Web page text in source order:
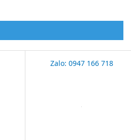
Zalo: 0947 166 718